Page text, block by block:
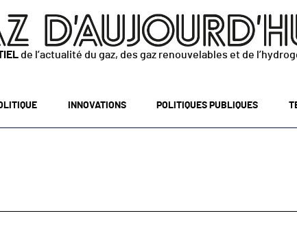
de l’actualité du gaz, des gaz renouvelables et de
INNOVATIONS POLITIQUES PUBLIQUES